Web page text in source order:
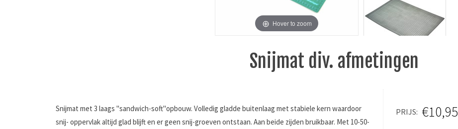
Hover to zoom
Snijmat div. afmetingen
PRIJS €10,95
Snijmat met 3 laags "sandwich-soft"opbouw. Volledig gladde buitenlaag met stabiele kern waardoor
snij- oppervlak altijd glad blijft en er geen snij-groeven ontstaan. Aan beide zijden bruikbaar. Met 10-50-